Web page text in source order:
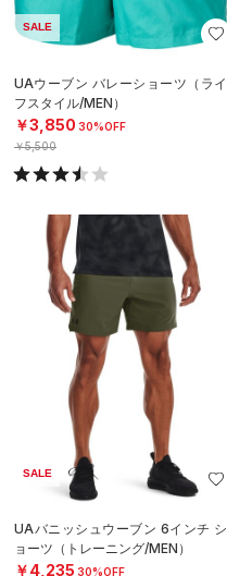
SALE
UAウーブン バレーショーツ（ライ
フスタイル/MEN）
￥3,850 30%OFF
￥5,500
SALE
UAバニッシュウーブン 6インチ シ
ョーツ（トレーニング/MEN）
￥4,235 30%OFF